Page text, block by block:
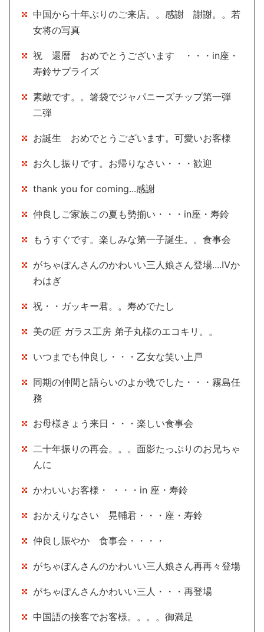
中国から十年ぶりのご来店。。感謝 謝謝。。若
女将の写真
祝 還暦 おめでとうございます ・・・in座・
寿鈴サプライズ
素敵です。。箸袋でジャパニーズチップ第一弾
二弾
お誕生 おめでとうございます。可愛いお客様
お久し振りです。お帰りなさい・・・歓迎
thank you for coming...感謝
仲良しご家族この夏も勢揃い・・・in座・寿鈴
もうすぐです。楽しみな第一子誕生。。食事会
がちゃぽんさんのかわいい三人娘さん登場....Ⅳか
わはぎ
祝・・ガッキー君。。寿めでたし
美の匠 ガラス工房 弟子丸様のエコキリ。。
いつまでも仲良し・・・乙女な笑い上戸
同期の仲間と語らいのよか晩でした・・・霧島任
務
お母様きょう来日・・・楽しい食事会
二十年振りの再会。。。面影たっぷりのお兄ちゃ
んに
かわいいお客様・ ・・・in 座・寿鈴
おかえりなさい 晃輔君・・・座・寿鈴
仲良し賑やか 食事会・・・・
がちゃぽんさんのかわいい三人娘さん再再々登場
がちゃぽんさんかわいい三人・・・再登場
中国語の接客でお客様。。。。御満足